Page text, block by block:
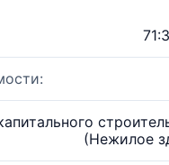
(Нежилое